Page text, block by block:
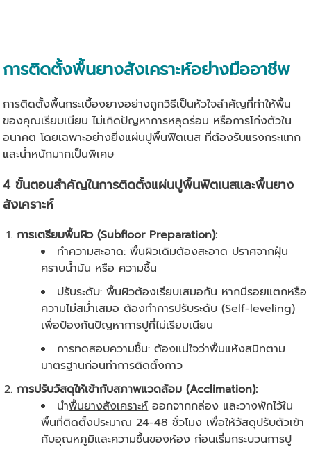
การติดตั้งพื้นยางสังเคราะห์อย่างมืออาชีพ
การติดตั้งพื้นกระเบื้องยางอย่างถูกวิธีเป็นหัวใจสำคัญที่ทำให้พื้น
ของคุณเรียบเนียน ไม่เกิดปัญหาการหลุดร่อน หรือการโก่งตัวใน
อนาคต โดยเฉพาะอย่างยิ่งแผ่นปูพื้นฟิตเนส ที่ต้องรับแรงกระแทก
และน้ำหนักมากเป็นพิเศษ
4 ขั้นตอนสำคัญในการติดตั้งแผ่นปูพื้นฟิตเนสและพื้นยาง
สังเคราะห์
การเตรียมพื้นผิว (Subfloor Preparation):
ทำความสะอาด: พื้นผิวเดิมต้องสะอาด ปราศจากฝุ่น
คราบน้ำมัน หรือ ความชื้น
ปรับระดับ: พื้นผิวต้องเรียบเสมอกัน หากมีรอยแตกหรือ
ความไม่สม่ำเสมอ ต้องทำการปรับระดับ (Self-leveling)
เพื่อป้องกันปัญหาการปูที่ไม่เรียบเนียน
การทดสอบความชื้น: ต้องแน่ใจว่าพื้นแห้งสนิทตาม
มาตรฐานก่อนทำการติดตั้งกาว
การปรับวัสดุให้เข้ากับสภาพแวดล้อม (Acclimation):
นำพื้นยางสังเคราะห์ออกจากกล่อง และวางพักไว้ใน
พื้นที่ติดตั้งประมาณ 24-48 ชั่วโมง เพื่อให้วัสดุปรับตัวเข้า
กับอุณหภูมิและความชื้นของห้อง ก่อนเริ่มกระบวนการปู